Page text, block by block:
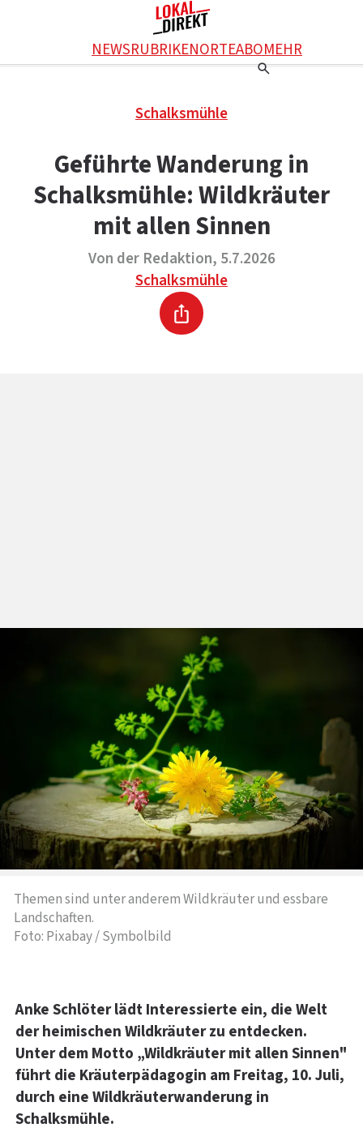
NEWSRUBRIKENORTEABOMEHR
Werbung schalten
Kontakt
Das Team
KONTAKT
DAS TEAM
ÜBER UNS
Schalksmühle
Geführte Wanderung in
Schalksmühle: Wildkräuter
mit allen Sinnen
Von der Redaktion, 5.7.2026
Schalksmühle
Drucken
Themen sind unter anderem Wildkräuter und essbare
Landschaften.
Foto: Pixabay / Symbolbild
Anke Schlöter lädt Interessierte ein, die Welt
der heimischen Wildkräuter zu entdecken.
Unter dem Motto „Wildkräuter mit allen Sinnen"
führt die Kräuterpädagogin am Freitag, 10. Juli,
durch eine Wildkräuterwanderung in
Schalksmühle.